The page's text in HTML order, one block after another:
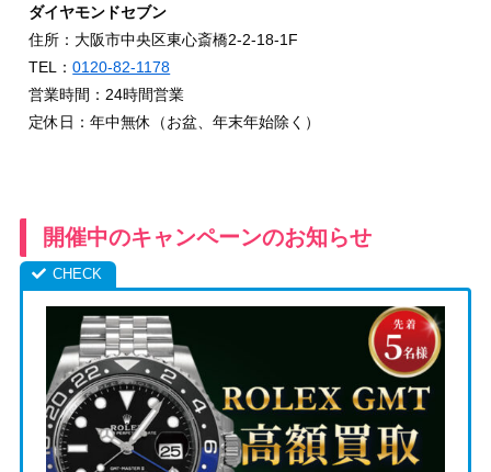
ダイヤモンドセブン
住所：大阪市中央区東心斎橋2-2-18-1F
TEL：0120-82-1178
営業時間：24時間営業
定休日：年中無休（お盆、年末年始除く）
開催中のキャンペーンのお知らせ